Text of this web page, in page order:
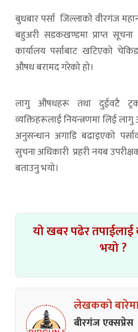
बुधबार पर्सा जिल्लाको वीरगंज
बहुअरी सडकखण्डमा प्राप्त सूचना
कार्यालय पर्साबाट खटिएको
औषध बरामद गरेको हो।
लागु औषधहरू तथा दुईवटै
व्यक्तिहरूलाई नियन्त्रणमा लिई
अनुसन्धान अगाडि बढाइएको
सुचना अधिकारी प्रहरी नयब
बताउनु भयो।
यो खबर पढेर
भयो ?
लेखकको
बीरगंज एक्सप्रेस